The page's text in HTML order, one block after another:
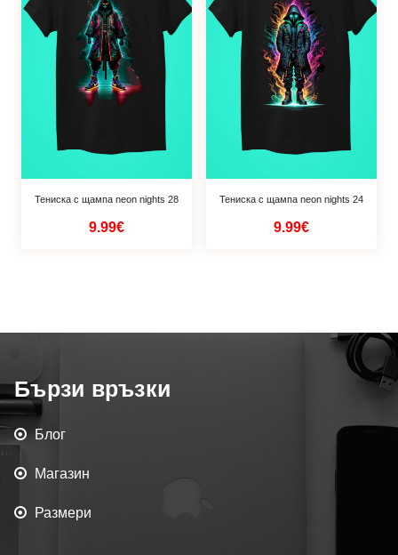
Тениска с щампа neon nights 28
9.99€
Тениска с щампа neon nights 24
9.99€
Бързи връзки
Блог
Магазин
Размери